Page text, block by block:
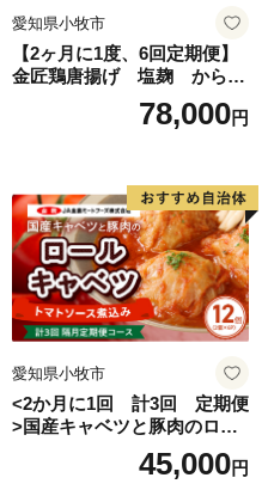
愛知県小牧市
【2ヶ月に1度、6回定期便】
金匠鶏唐揚げ 塩麹 からあ
78,000円
愛知県小牧市
<2か月に1回 計3回 定期便
>国産キャベツと豚肉のロー
ルキャベツ（6P入り）
45,000円